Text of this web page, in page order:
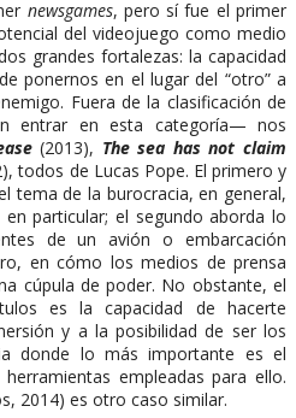
newsgames, pero sí fue el primer
del videojuego como medio
grandes fortalezas: la capacidad
ponernos en el lugar del “otro” a
Fuera de la clasificación de
entrar en esta categoría— nos
(2013), The sea has not claim
todos de Lucas Pope. El primero y
tema de la burocracia, en general,
particular; el segundo aborda lo
de un avión o embarcación
en cómo los medios de prensa
cúpula de poder. No obstante, el
es la capacidad de hacerte
y a la posibilidad de ser los
donde lo más importante es el
empleadas para ello.
2014) es otro caso similar.